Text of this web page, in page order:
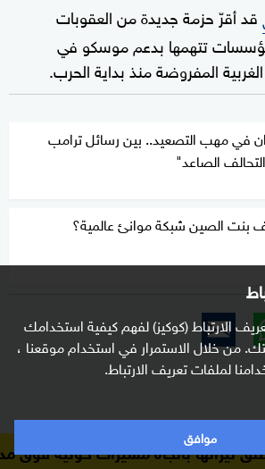
الارتباط (كوكيز) لفهم كيفية استخدامك
من خلال الاستمرار في استخدام موقعنا ،
لملفات تعريف الارتباط.
موافق
قد أقرّ حزمة جديدة من العقوبات
تتهمها بدعم موسكو في
المفروضة منذ بداية الحرب.
في مهب التصعيد.. بين رسائل ترامب
الصاعد"
بنت الصين شبكة موانئ عالمية؟
مسيرات حوثية فوق مدينة